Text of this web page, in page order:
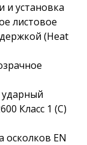
и установка
листовое
(Heat
ударный
Класс 1 (С)
осколков EN